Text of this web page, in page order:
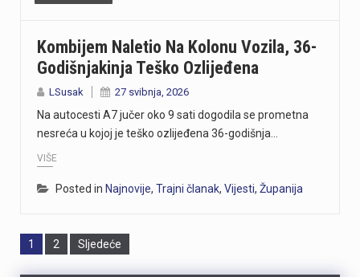
Kombijem Naletio Na Kolonu Vozila, 36-
Godišnjakinja Teško Ozlijeđena
LSusak 27 svibnja, 2026
Na autocesti A7 jučer oko 9 sati dogodila se prometna
nesreća u kojoj je teško ozlijeđena 36-godišnja…
VIŠE
Posted in Najnovije, Trajni članak, Vijesti, Županija
Page
1 Page
2 Sljedeće